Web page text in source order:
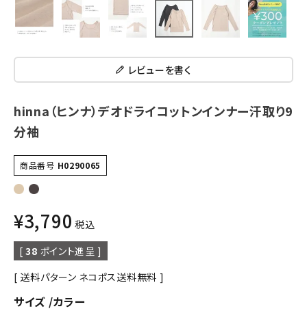
レビューを書く
hinna（ヒンナ）デオドライコットンインナー汗取り9
分袖
商品番号 H0290065
¥3,790 税込
[ 38 ポイント進呈 ]
送料パターン ネコポス送料無料
サイズ カラー